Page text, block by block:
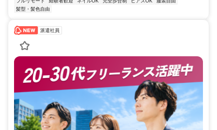
髪型・髪色自由
派遣社員